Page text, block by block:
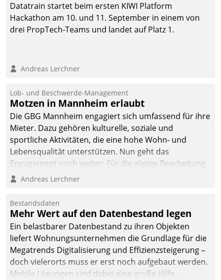
Datatrain startet beim ersten KIWI Platform
Hackathon am 10. und 11. September in einem von
drei PropTech-Teams und landet auf Platz 1.
Andreas Lerchner
Lob- und Beschwerde-Management
Motzen in Mannheim erlaubt
Die GBG Mannheim engagiert sich umfassend für ihre
Mieter. Dazu gehören kulturelle, soziale und
sportliche Aktivitäten, die eine hohe Wohn- und
Lebensqualität unterstützen. Nun geht das
Engagement noch weiter: Für die zügige Bearbeitung
von Beschwerden – oder Lob – richtet das
und Beschwerde-Management einen eigenen Kanal
ein.
Andreas Lerchner
Bestandsdaten
Mehr Wert auf den Datenbestand legen
Ein belastbarer Datenbestand zu ihren Objekten
liefert Wohnungsunternehmen die Grundlage für die
Megatrends Digitalisierung und Effizienzsteigerung –
doch vielerorts muss er erst noch aufgebaut werden.
Mobile Lösungen sind dabei eine große Hilfe.